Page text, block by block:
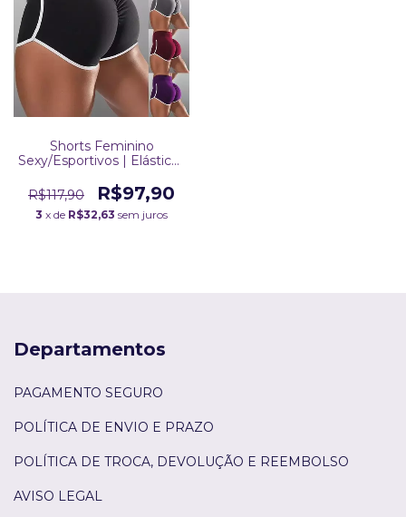
Shorts Feminino
Sexy/Esportivos | Elásticos
Bumbum
R$117,90 R$97,90
3 x de R$32,63 sem juros
Departamentos
PAGAMENTO SEGURO
POLÍTICA DE ENVIO E PRAZO
POLÍTICA DE TROCA, DEVOLUÇÃO E REEMBOLSO
AVISO LEGAL